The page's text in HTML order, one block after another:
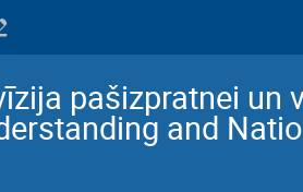
pašizpratnei un
and